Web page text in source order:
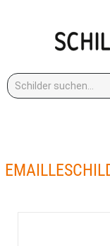
Stichwort: